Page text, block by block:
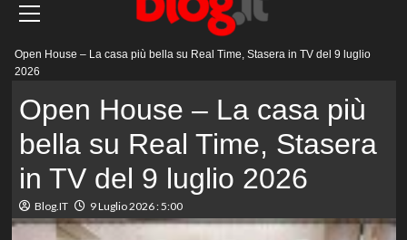
principale
Open House – La casa più bella su Real Time, Stasera in TV del 9 luglio
2026
Open House – La casa più
bella su Real Time, Stasera
in TV del 9 luglio 2026
Blog.IT 9 Luglio 2026 : 5:00